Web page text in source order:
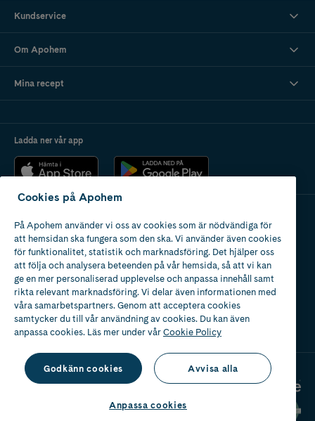
Kundservice
Om Apohem
Mina recept
Ladda ner vår app
Apotek med tillstånd
av Läkemedelsverket
Cookies på Apohem
På Apohem använder vi oss av cookies som är nödvändiga för
att hemsidan ska fungera som den ska. Vi använder även cookies
för funktionalitet, statistik och marknadsföring. Det hjälper oss
att följa och analysera beteenden på vår hemsida, så att vi kan
ge en mer personaliserad upplevelse och anpassa innehåll samt
rikta relevant marknadsföring. Vi delar även informationen med
våra samarbetspartners. Genom att acceptera cookies
samtycker du till vår användning av cookies. Du kan även
anpassa cookies. Läs mer under vårCookie Policy
Godkänn cookies Avvisa alla
Anpassa cookies